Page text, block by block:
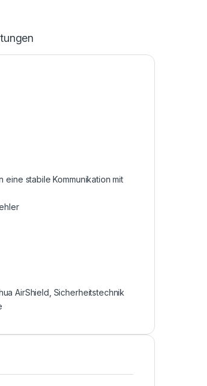
stabile Kommunikation mit
AirShield, Sicherheitstechnik